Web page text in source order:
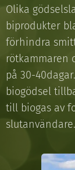
Olika
biprodukter
förhindra
rötkammaren
på 30-
biogödsel
till biogas av
slutanvändare.